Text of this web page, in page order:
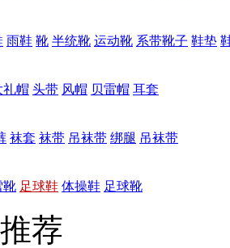
雨鞋 靴 半统靴 运动靴 系带靴子 鞋垫
礼帽 头带 风帽 贝雷帽 耳套
袜套 袜带 吊袜带 绑腿 吊袜带
靴 足球鞋 体操鞋 足球靴
荐